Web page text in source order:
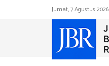
Jumat, 7 Agustus 2026